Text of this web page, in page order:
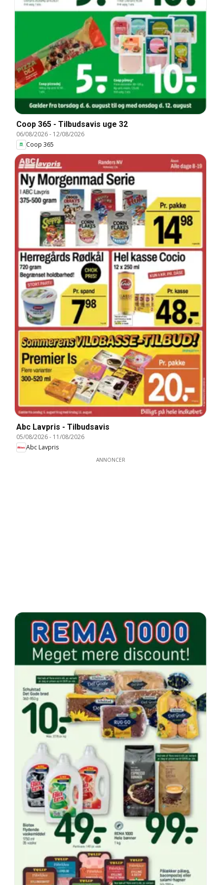
Coop 365 - Tilbudsavis uge 32
06/08/2026- 12/08/2026
Coop 365
Abc Lavpris - Tilbudsavis
05/08/2026- 11/08/2026
Abc Lavpris
ANNONCER